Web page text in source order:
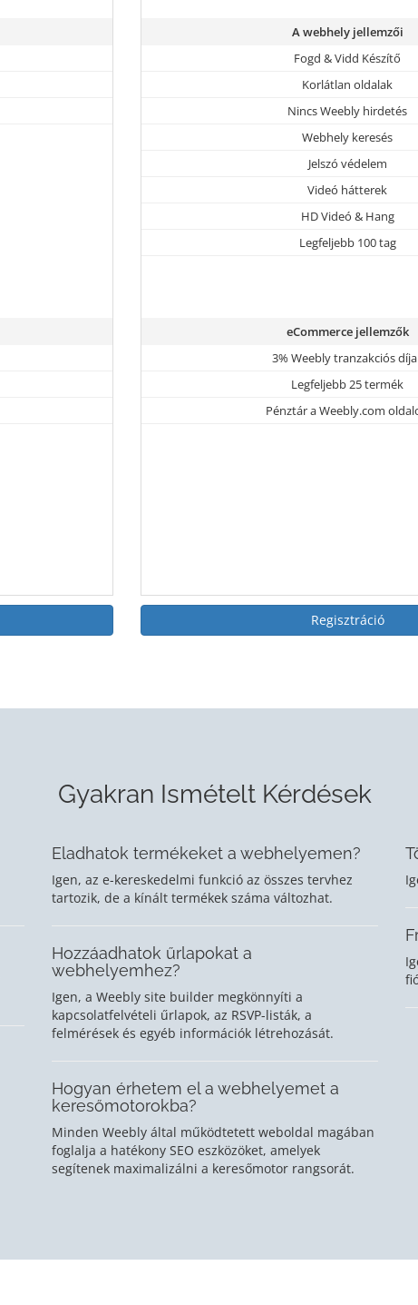
A webhely jellemzői
Fogd & Vidd Készítő
Korlátlan oldalak
Nincs Weebly hirdetés
Webhely keresés
Jelszó védelem
Videó hátterek
HD Videó & Hang
Legfeljebb 100 tag
eCommerce jellemzők
3% Weebly tranzakciós
Legfeljebb 25 termék
Pénztár a Weebly.com
Regisztráció
Gyakran Ismételt Kérdések
Eladhatok termékeket a webhelyemen?
Igen, az e-kereskedelmi funkció az összes tervhez
tartozik, de a kínált termékek száma változhat.
Hozzáadhatok űrlapokat a
webhelyemhez?
Igen, a Weebly site builder megkönnyíti a
kapcsolatfelvételi űrlapok, az RSVP-listák, a
felmérések és egyéb információk létrehozását.
Hogyan érhetem el a webhelyemet a
keresőmotorokba?
Minden Weebly által működtetett weboldal magában
foglalja a hatékony SEO eszközöket, amelyek
segítenek maximalizálni a keresőmotor rangsorát.